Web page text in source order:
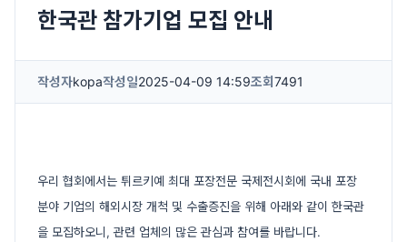
한국관 참가기업 모집 안내
작성자kopa작성일2025-04-09 14:59조회 7491
우리 협회에서는 튀르키예 최대 포장전문 국제전시회에 국내 포장
분야 기업의 해외시장 개척 및 수출증진을 위해 아래와 같이 한국관
을 모집하오니, 관련 업체의 많은 관심과 참여를 바랍니다.